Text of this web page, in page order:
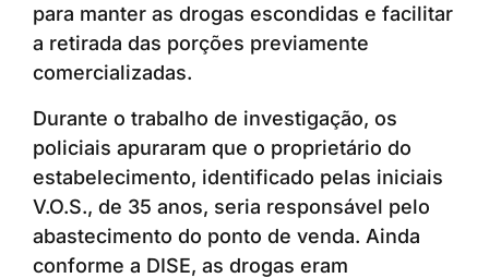
para manter as drogas escondidas e facilitar
a retirada das porções previamente
comercializadas.
Durante o trabalho de investigação, os
policiais apuraram que o proprietário do
estabelecimento, identificado pelas iniciais
V.O.S., de 35 anos, seria responsável pelo
abastecimento do ponto de venda. Ainda
conforme a DISE, as drogas eram